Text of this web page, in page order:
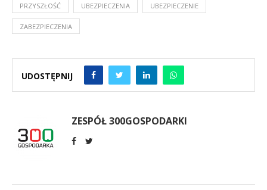
PRZYSZŁOŚĆ UBEZPIECZENIA UBEZPIECZENIE
ZABEZPIECZENIA
UDOSTĘPNIJ
ZESPÓŁ 300GOSPODARKI